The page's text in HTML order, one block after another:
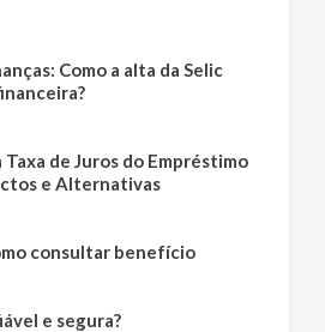
Como a alta da Selic
de Juros do Empréstimo
e Alternativas
consultar benefício
e segura?